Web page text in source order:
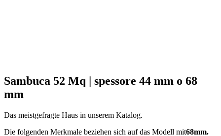
Sambuca 52 Mq | spessore 44 mm o 68
mm
Das meistgefragte Haus in unserem Katalog.
Die folgenden Merkmale beziehen sich auf das Modell mit68mm.